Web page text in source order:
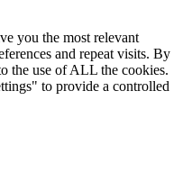
you the most relevant
and repeat visits. By
the use of ALL the cookies.
to provide a controlled